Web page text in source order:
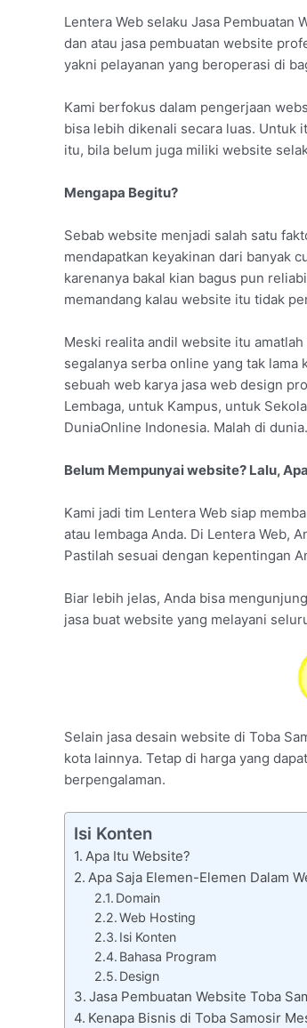
Lentera Web selaku Jasa Pembuatan
dan atau jasa pembuatan website
yakni pelayanan yang beroperasi di
Kami berfokus dalam pengerjaan
bisa lebih dikenali secara luas. Untuk
itu, bila belum juga miliki website
Mengapa Begitu?
Sebab website menjadi salah satu
mendapatkan keyakinan dari banyak
karenanya bakal kian bagus pun
memandang kalau website itu tidak
Meski realita andil website itu
segalanya serba online yang tak
sebuah web karya jasa web design
Lembaga, untuk Kampus, untuk
DuniaOnline Indonesia. Malah di dunia.
Belum Mempunyai website? Lalu,
Kami jadi tim Lentera Web siap
atau lembaga Anda. Di Lentera Web,
Pastilah sesuai dengan kepentingan
Biar lebih jelas, Anda bisa
jasa buat website yang melayani
Selain jasa desain website di Toba
kota lainnya. Tetap di harga yang
berpengalaman.
Isi Konten
Apa Itu Website?
Apa Saja Elemen-Elemen Dalam
Domain
Web Hosting
Isi Konten
Bahasa Program
Design
Jasa Pembuatan Website Toba
Kenapa Bisnis di Toba Samosir